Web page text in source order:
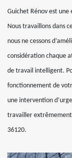
Guichet Rénov est
Nous travaillons dans
nous ne cessons
considération chaque
de travail intelligent.
fonctionnement de
une intervention
travailler
36120.